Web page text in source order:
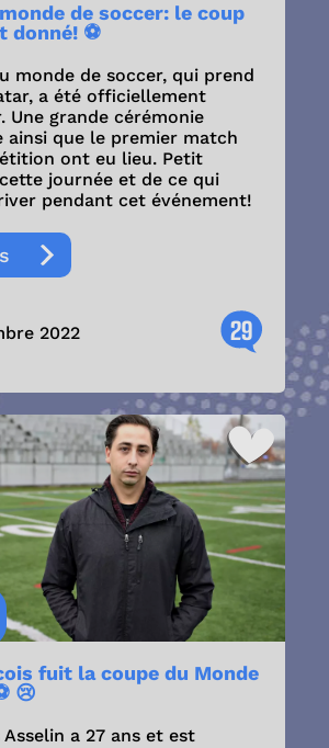
de soccer: le coup
donné! ⚽
monde de soccer, qui prend
a été officiellement
Une grande cérémonie
ainsi que le premier match
ont eu lieu. Petit
journée et de ce qui
pendant cet événement!
2022 29
fuit la coupe du Monde
😢
Asselin a 27 ans et est